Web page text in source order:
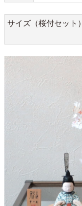
サイズ（桜付セット）